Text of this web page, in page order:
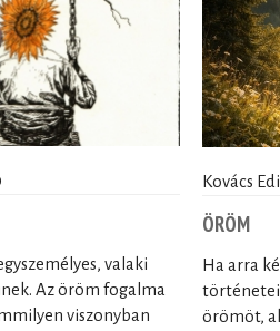
valaki
Az öröm fogalma
viszonyban
Kovács
ÖRÖM
Ha arra
örömöt,